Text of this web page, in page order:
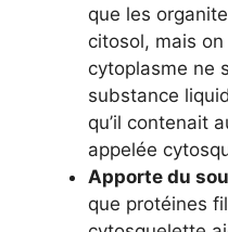
que les
citosol, mais
cytoplasme ne
substance
qu’il contenait
appelée
Apporte du
que protéines